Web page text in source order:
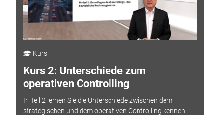
Kurs
Kurs 2: Unterschiede zum
operativen Controlling
In Teil 2 lernen Sie die Unterschiede zwischen dem
strategischen und dem operativen Controlling kennen.